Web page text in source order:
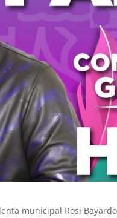
municipal Rosi